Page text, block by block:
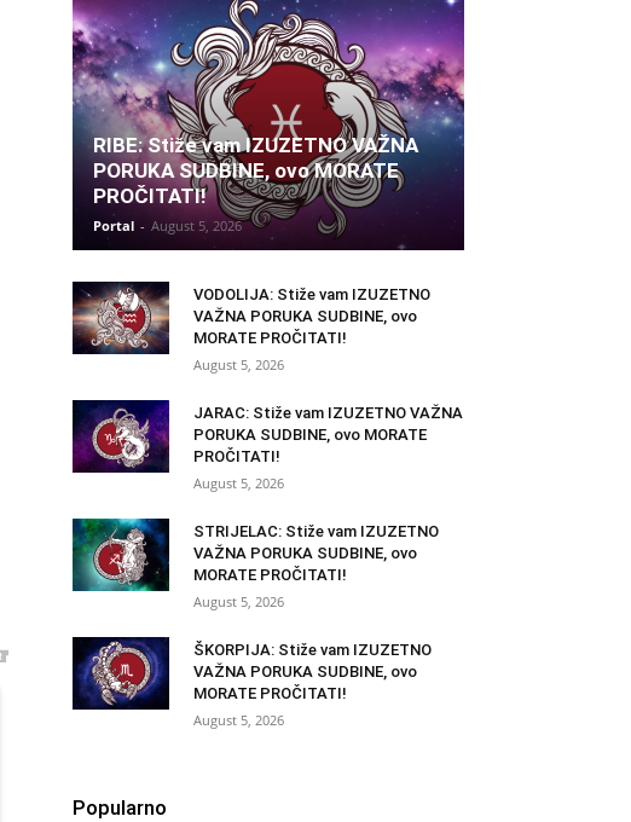
RIBE: Stiže vam IZUZETNO VAŽNA
PORUKA SUDBINE, ovo MORATE
PROČITATI!
Portal - August 5, 2026
VODOLIJA: Stiže vam IZUZETNO
VAŽNA PORUKA SUDBINE, ovo
MORATE PROČITATI!
August 5, 2026
JARAC: Stiže vam IZUZETNO VAŽNA
PORUKA SUDBINE, ovo MORATE
PROČITATI!
August 5, 2026
STRIJELAC: Stiže vam IZUZETNO
VAŽNA PORUKA SUDBINE, ovo
MORATE PROČITATI!
August 5, 2026
ŠKORPIJA: Stiže vam IZUZETNO
VAŽNA PORUKA SUDBINE, ovo
MORATE PROČITATI!
August 5, 2026
Popularno